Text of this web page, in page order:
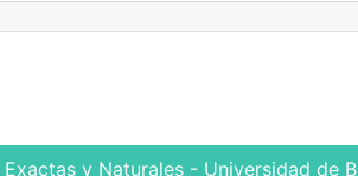
y Naturales - Universidad de